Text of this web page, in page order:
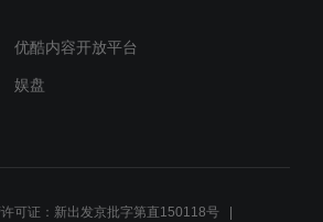
优酷内容开放平台
娱盘
可证：新出发京批字第直150118号